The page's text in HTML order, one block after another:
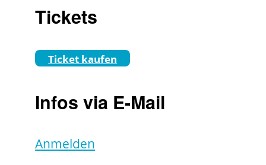
Tickets
Ticket kaufen
Infos via E-Mail
Anmelden